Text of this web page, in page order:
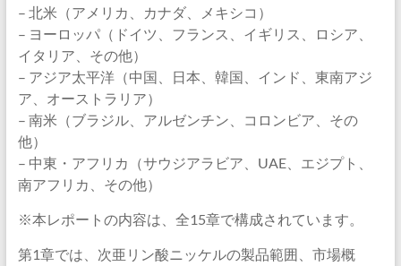
– 北米（アメリカ、カナダ、メキシコ）
– ヨーロッパ（ドイツ、フランス、イギリス、ロシア、
イタリア、その他）
– アジア太平洋（中国、日本、韓国、インド、東南アジ
ア、オーストラリア）
– 南米（ブラジル、アルゼンチン、コロンビア、その
他）
– 中東・アフリカ（サウジアラビア、UAE、エジプト、
南アフリカ、その他）
※本レポートの内容は、全15章で構成されています。
第1章では、次亜リン酸ニッケルの製品範囲、市場概